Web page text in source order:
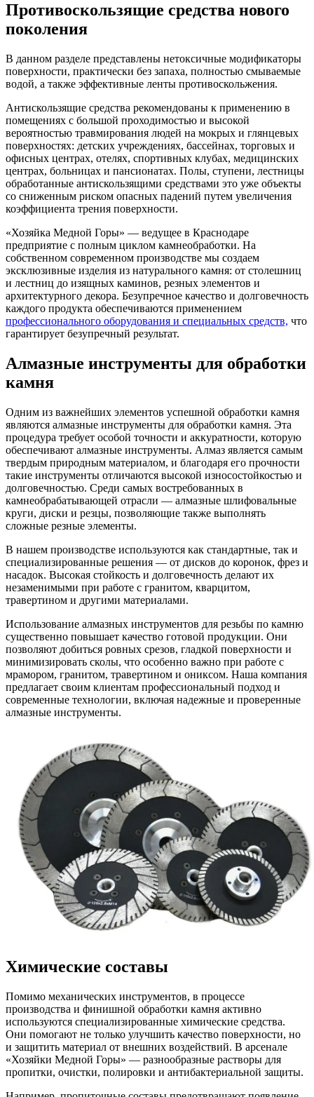
Противоскользящие средства нового
поколения
В данном разделе представлены нетоксичные модификаторы
поверхности, практически без запаха, полностью смываемые
водой, а также эффективные ленты противоскольжения.
Антискользящие средства рекомендованы к применению в
помещениях с большой проходимостью и высокой
вероятностью травмирования людей на мокрых и глянцевых
поверхностях: детских учреждениях, бассейнах, торговых и
офисных центрах, отелях, спортивных клубах, медицинских
центрах, больницах и пансионатах. Полы, ступени, лестницы
обработанные антискользящими средствами это уже объекты
со сниженным риском опасных падений путем увеличения
коэффициента трения поверхности.
«Хозяйка Медной Горы» — ведущее в Краснодаре
предприятие с полным циклом камнеобработки. На
собственном современном производстве мы создаем
эксклюзивные изделия из натурального камня: от столешниц
и лестниц до изящных каминов, резных элементов и
архитектурного декора. Безупречное качество и долговечность
каждого продукта обеспечиваются применением
профессионального оборудования и специальных средств, что
гарантирует безупречный результат.
Алмазные инструменты для обработки
камня
Одним из важнейших элементов успешной обработки камня
являются алмазные инструменты для обработки камня. Эта
процедура требует особой точности и аккуратности, которую
обеспечивают алмазные инструменты. Алмаз является самым
твердым природным материалом, и благодаря его прочности
такие инструменты отличаются высокой износостойкостью и
долговечностью. Среди самых востребованных в
камнеобрабатывающей отрасли — алмазные шлифовальные
круги, диски и резцы, позволяющие также выполнять
сложные резные элементы.
В нашем производстве используются как стандартные, так и
специализированные решения — от дисков до коронок, фрез и
насадок. Высокая стойкость и долговечность делают их
незаменимыми при работе с гранитом, кварцитом,
травертином и другими материалами.
Использование алмазных инструментов для резьбы по камню
существенно повышает качество готовой продукции. Они
позволяют добиться ровных срезов, гладкой поверхности и
минимизировать сколы, что особенно важно при работе с
мрамором, гранитом, травертином и ониксом. Наша компания
предлагает своим клиентам профессиональный подход и
современные технологии, включая надежные и проверенные
алмазные инструменты.
Химические составы
Помимо механических инструментов, в процессе
производства и финишной обработки камня активно
используются специализированные химические средства.
Они помогают не только улучшить качество поверхности, но
и защитить материал от внешних воздействий. В арсенале
«Хозяйки Медной Горы» — разнообразные растворы для
пропитки, очистки, полировки и антибактериальной защиты.